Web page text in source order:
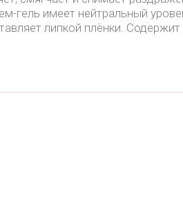
гель имеет нейтральный
липкой плёнки. Содержит